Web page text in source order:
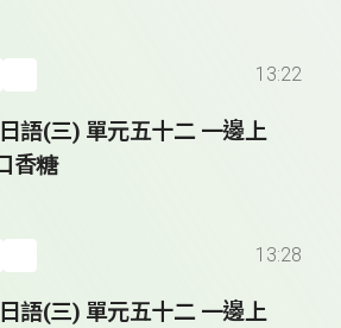
13:22
語(三) 單元五十二 一邊上
香糖
13:28
語(三) 單元五十二 一邊上